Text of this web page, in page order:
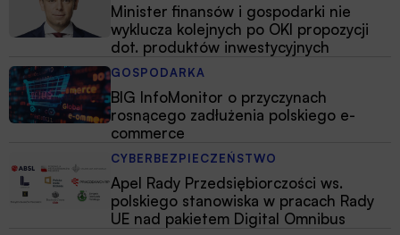
Minister finansów i gospodarki nie
wyklucza kolejnych po OKI propozycji
dot. produktów inwestycyjnych
GOSPODARKA
BIG InfoMonitor o przyczynach
rosnącego zadłużenia polskiego e-
commerce
CYBERBEZPIECZEŃSTWO
Apel Rady Przedsiębiorczości ws.
polskiego stanowiska w pracach Rady
UE nad pakietem Digital Omnibus